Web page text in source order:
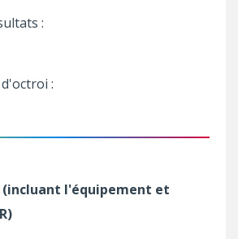
:
:
(incluant l'équipement et